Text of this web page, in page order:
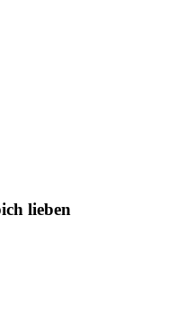
lieben